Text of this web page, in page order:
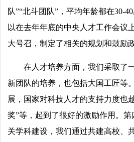
队”“北斗团队”，平均年龄都在30-
以在去年年底的中央人才工作会议
大号召，制定了相关的规划和鼓励政
在人才培养方面，我们采取了
新团队的培养，也包括大国工匠等
展，国家对科技人才的支持力度也
奖”等，起到了很好的激励作用。
关学科建设，我们通过共建高校、